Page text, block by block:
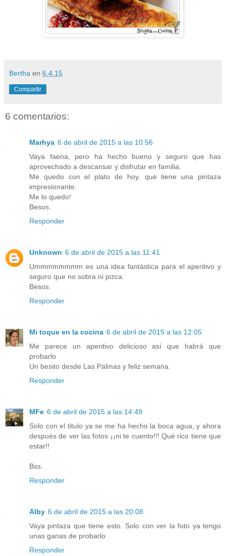
Bertha en 6.4.15
Compartir
6 comentarios:
Marhya 6 de abril de 2015 a las 10:56
Vaya faena, pero ha hecho bueno y seguro que has
aprovechado a descansar y disfrutar en familia.
Me quedo con el plato de hoy, que tiene una pintaza
impresionante.
Me lo quedo!
Besos.
Responder
Unknown 6 de abril de 2015 a las 11:41
Ummmmmmmm es una idea fantástica para el aperitivo y
seguro que no sobra ni pizca.
Besos.
Responder
Mi toque en la cocina 6 de abril de 2015 a las 12:05
Me parece un aperitivo delicioso así que habrá que
probarlo
Un besito desde Las Palmas y feliz semana.
Responder
MFe 6 de abril de 2015 a las 14:49
Solo con el titulo ya se me ha hecho la boca agua, y ahora
después de ver las fotos ¡¡ni te cuento!!! Qué rico tiene que
estar!!
Bss.
Responder
Alby 6 de abril de 2015 a las 20:08
Vaya pintaza que tiene esto. Solo con ver la foto ya tengo
unas ganas de probarlo
Responder